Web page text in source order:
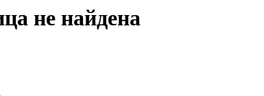
не найдена